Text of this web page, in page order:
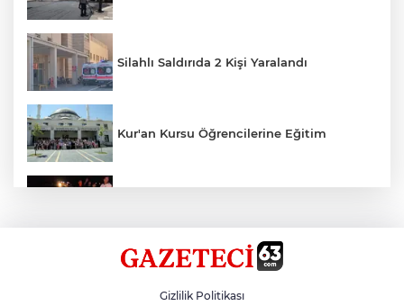
Silahlı Saldırıda 2 Kişi Yaralandı
Kur'an Kursu Öğrencilerine Eğitim
Siverek’te Mahmut Gülel Dönemi
Gizlilik Politikası